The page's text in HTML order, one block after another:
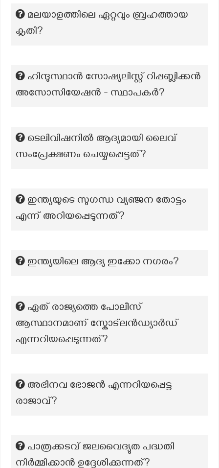
മലയാളത്തിലെ ഏറ്റവും ബ്രഹത്തായ
കൃതി?
ഹിന്ദുസ്ഥാൻ സോഷ്യലിസ്റ്റ് റിപ്പബ്ലിക്കൻ
അസോസിയേഷൻ - സ്ഥാപകര്‍?
ടെലിവിഷനിൽ ആദ്യമായി ലൈവ്
സംപ്രേക്ഷണം ചെയ്യപ്പെട്ടത്?
ഇന്ത്യയുടെ സുഗന്ധ വ്യഞ്ജന തോട്ടം
എന്ന് അറിയപ്പെടുന്നത്?
ഇന്ത്യയിലെ ആദ്യ ഇക്കോ നഗരം?
ഏത് രാജ്യത്തെ പോലീസ്
ആസ്ഥാനമാണ് സ്കോട്ലൻഡ്യാർഡ്
എന്നറിയപ്പെടുന്നത്?
അഭിനവ ഭോജൻ എന്നറിയപ്പെട്ട
രാജാവ്?
പാത്രക്കടവ് ജലവൈദ്യുത പദ്ധതി
നിര്‍മ്മിക്കാന്‍ ഉദ്ദേശിക്കുന്നത്?